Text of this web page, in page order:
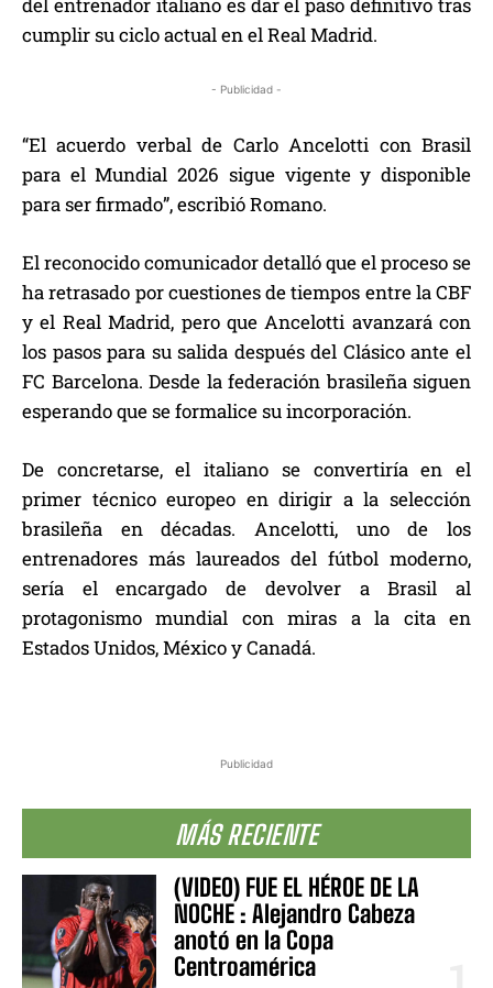
Publicidad
MÁS RECIENTE
(VIDEO) FUE EL HÉROE DE LA
NOCHE : Alejandro Cabeza
anotó en la Copa
Centroamérica
del entrenador italiano es dar el paso definitivo tras
cumplir su ciclo actual en el Real Madrid.
- Publicidad -
“El acuerdo verbal de Carlo Ancelotti con Brasil
para el Mundial 2026 sigue vigente y disponible
para ser firmado”, escribió Romano.
El reconocido comunicador detalló que el proceso se
ha retrasado por cuestiones de tiempos entre la CBF
y el Real Madrid, pero que Ancelotti avanzará con
los pasos para su salida después del Clásico ante el
FC Barcelona. Desde la federación brasileña siguen
esperando que se formalice su incorporación.
De concretarse, el italiano se convertiría en el
primer técnico europeo en dirigir a la selección
brasileña en décadas. Ancelotti, uno de los
entrenadores más laureados del fútbol moderno,
sería el encargado de devolver a Brasil al
protagonismo mundial con miras a la cita en
Estados Unidos, México y Canadá.